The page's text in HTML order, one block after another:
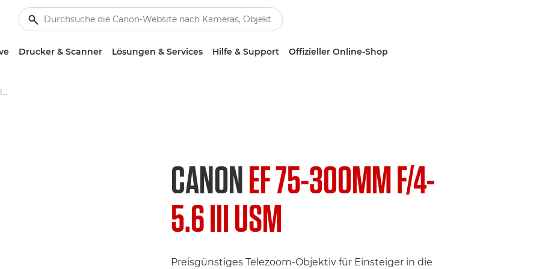
Drucker & Scanner Lösungen & Services Hilfe & Support Offizieller Online-Shop
Canon EF 75-300mm f/4-5.6 III USM - Objektive – Kamera- & Foto-Objektive
CANONEF 75-300MM F/4-
5.6 III USM
Preisgünstiges Telezoom-Objektiv für Einsteiger in die